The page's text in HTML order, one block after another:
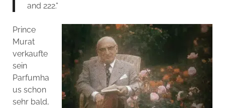
and 222.“
Prince
Murat
verkaufte
sein
Parfumha
us schon
sehr bald,